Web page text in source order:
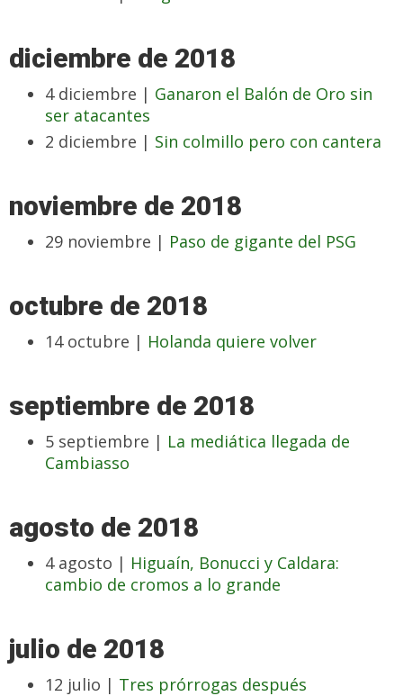
diciembre de 2018
4 diciembre | Ganaron el Balón de Oro sin
ser atacantes
2 diciembre | Sin colmillo pero con cantera
noviembre de 2018
29 noviembre | Paso de gigante del PSG
octubre de 2018
14 octubre | Holanda quiere volver
septiembre de 2018
5 septiembre | La mediática llegada de
Cambiasso
agosto de 2018
4 agosto | Higuaín, Bonucci y Caldara:
cambio de cromos a lo grande
julio de 2018
12 julio | Tres prórrogas después